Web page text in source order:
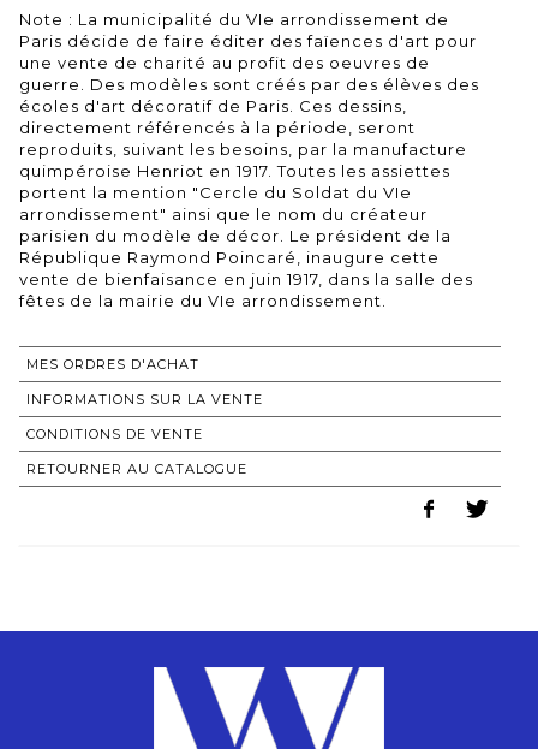
Note : La municipalité du VIe arrondissement de
Paris décide de faire éditer des faïences d'art pour
une vente de charité au profit des oeuvres de
guerre. Des modèles sont créés par des élèves des
écoles d'art décoratif de Paris. Ces dessins,
directement référencés à la période, seront
reproduits, suivant les besoins, par la manufacture
quimpéroise Henriot en 1917. Toutes les assiettes
portent la mention "Cercle du Soldat du VIe
arrondissement" ainsi que le nom du créateur
parisien du modèle de décor. Le président de la
République Raymond Poincaré, inaugure cette
vente de bienfaisance en juin 1917, dans la salle des
MES ORDRES D'ACHAT
INFORMATIONS SUR LA VENTE
CONDITIONS DE VENTE
RETOURNER AU CATALOGUE